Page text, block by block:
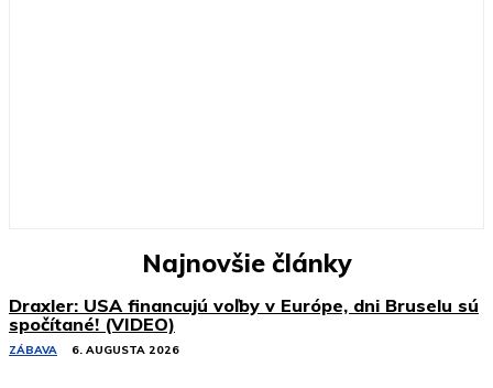
Najnovšie články
Draxler: USA financujú voľby v Európe, dni Bruselu sú
spočítané! (VIDEO)
ZÁBAVA 6. AUGUSTA 2026